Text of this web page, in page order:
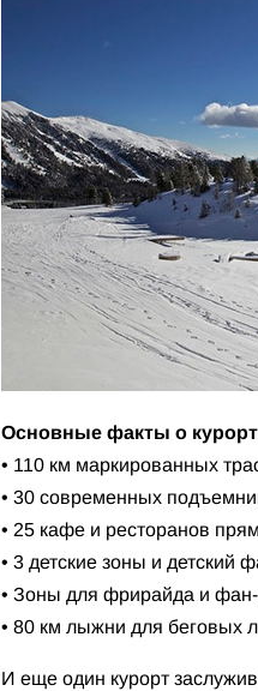
Основные факты о
• 110 км маркированных
• 30 современных
• 25 кафе и ресторанов
• 3 детские зоны и детский
• Зоны для фрирайда и фан-
• 80 км лыжни для беговых
И еще один курорт